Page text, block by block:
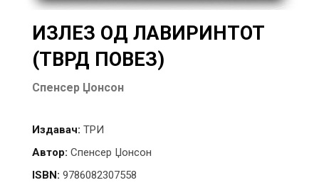
ИЗЛЕЗ ОД ЛАВИРИНТОТ
(ТВРД ПОВЕЗ)
Спенсер Џонсон
Издавач: ТРИ
Автор: Спенсер Џонсон
ISBN: 9786082307558